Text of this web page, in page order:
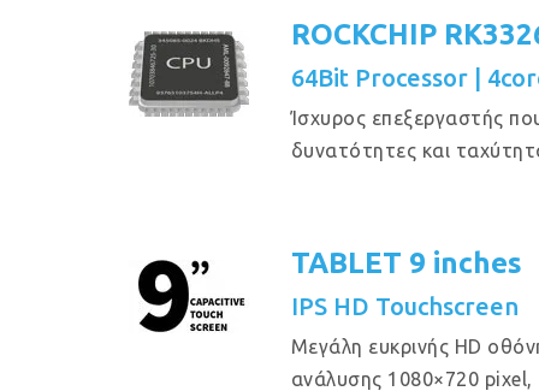
ROCKCHIP
64Bit Processor |
Ίσχυρος επεξεργαστής
δυνατότητες και
TABLET 9 inches
IPS HD Touchscreen
Μεγάλη ευκρινής HD
ανάλυσης 1080×720 pixel,